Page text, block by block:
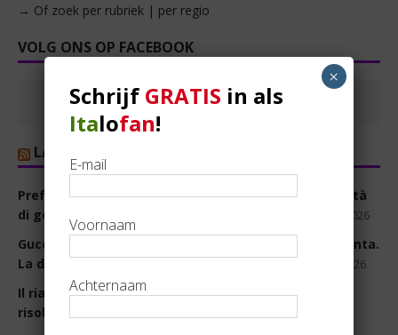
→ Of zoek per rubriek | per regio
VOLG ONS OP FACEBOOK
LA REPUBBLICA
Preferenze, c’è l’intesa a destra: nuovbluff sulla parità
di genere. Meloni: “Ora non fate scherzi”
6 augustus 2026
Guccini: “Meloni ha due facce, ma quella vera è violenta.
La destra ha sempre amato i miei testi”
6 augustus 2026
Il riarmo agita il campo largo. Poi salta il voto sulla
risoluzione
Schrijf GRATIS in als
Italofan!
E-mail
Voornaam
Achternaam
×